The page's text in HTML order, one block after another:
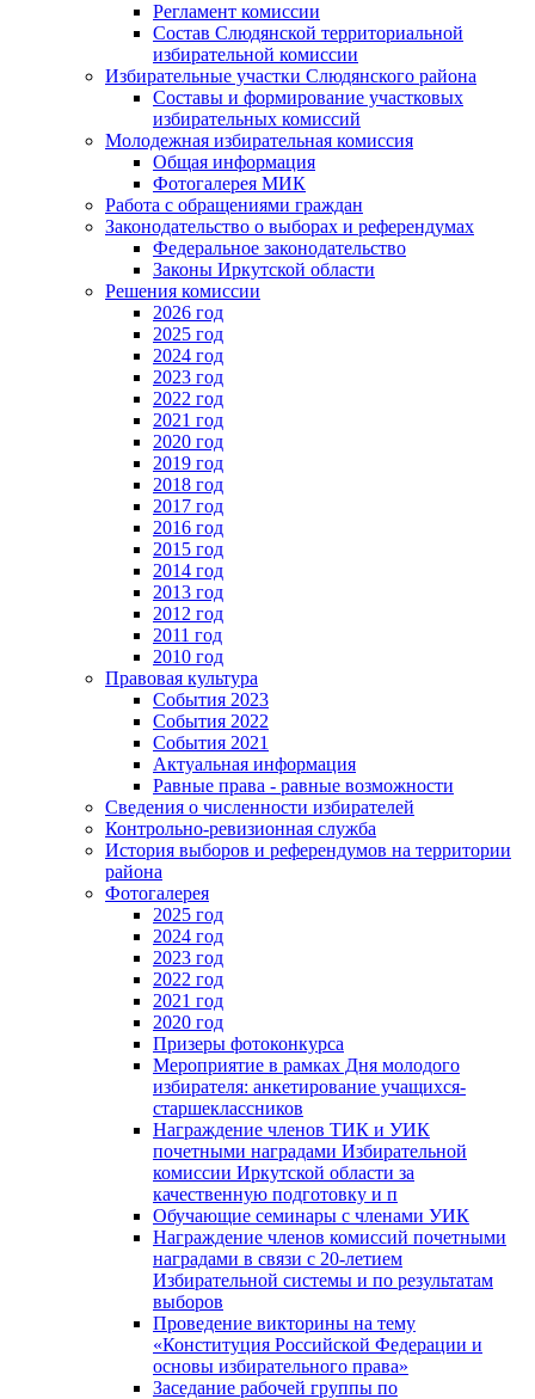
Регламент комиссии
Состав Слюдянской территориальной
избирательной комиссии
Избирательные участки Слюдянского района
Составы и формирование участковых
избирательных комиссий
Молодежная избирательная комиссия
Общая информация
Фотогалерея МИК
Работа с обращениями граждан
Законодательство о выборах и референдумах
Федеральное законодательство
Законы Иркутской области
Решения комиссии
2026 год
2025 год
2024 год
2023 год
2022 год
2021 год
2020 год
2019 год
2018 год
2017 год
2016 год
2015 год
2014 год
2013 год
2012 год
2011 год
2010 год
Правовая культура
События 2023
События 2022
События 2021
Актуальная информация
Равные права - равные возможности
Сведения о численности избирателей
Контрольно-ревизионная служба
История выборов и референдумов на территории
района
Фотогалерея
2025 год
2024 год
2023 год
2022 год
2021 год
2020 год
Призеры фотоконкурса
Мероприятие в рамках Дня молодого
избирателя: анкетирование учащихся-
старшеклассников
Награждение членов ТИК и УИК
почетными наградами Избирательной
комиссии Иркутской области за
качественную подготовку и п
Обучающие семинары с членами УИК
Награждение членов комиссий почетными
наградами в связи с 20-летием
Избирательной системы и по результатам
выборов
Проведение викторины на тему
«Конституция Российской Федерации и
основы избирательного права»
Заседание рабочей группы по